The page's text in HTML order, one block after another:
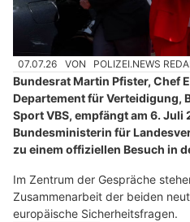
07.07.26 VON POLIZEI.NEWS
Bundesrat Martin Pfister, Chef
Departement für Verteidigung,
Sport VBS, empfängt am 6.
Bundesministerin für
zu einem offiziellen Besuch in
Im Zentrum der Gespräche
Zusammenarbeit der beiden
europäische Sicherheitsfragen.